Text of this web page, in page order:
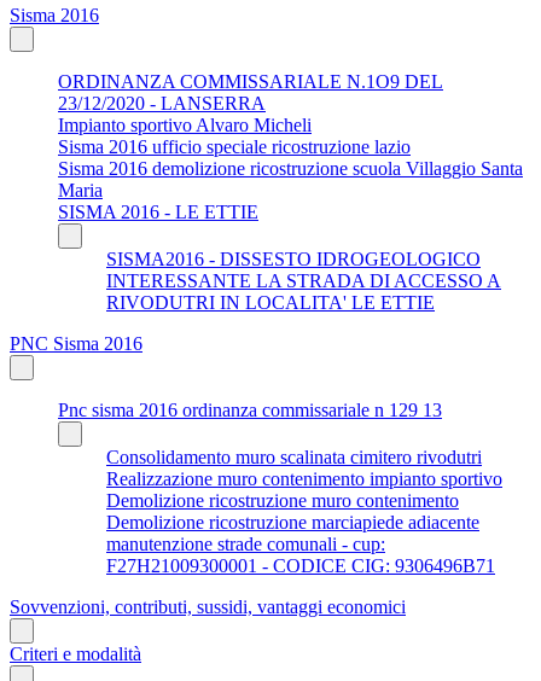
Sisma 2016
ORDINANZA COMMISSARIALE N.1O9 DEL
23/12/2020 - LANSERRA
Impianto sportivo Alvaro Micheli
Sisma 2016 ufficio speciale ricostruzione lazio
Sisma 2016 demolizione ricostruzione scuola Villaggio Santa
Maria
SISMA 2016 - LE ETTIE
SISMA2016 - DISSESTO IDROGEOLOGICO
INTERESSANTE LA STRADA DI ACCESSO A
RIVODUTRI IN LOCALITA' LE ETTIE
PNC Sisma 2016
Pnc sisma 2016 ordinanza commissariale n 129 13
Consolidamento muro scalinata cimitero rivodutri
Realizzazione muro contenimento impianto sportivo
Demolizione ricostruzione muro contenimento
Demolizione ricostruzione marciapiede adiacente
manutenzione strade comunali - cup:
F27H21009300001 - CODICE CIG: 9306496B71
Sovvenzioni, contributi, sussidi, vantaggi economici
Criteri e modalità